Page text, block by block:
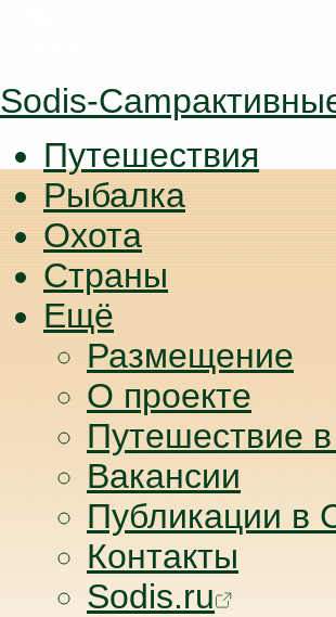
Sodis-Camp
Путешествия
Рыбалка
Охота
Страны
Ещё
Размещение
О проекте
Путешествие
Вакансии
Публикации в
Контакты
Sodis.ru